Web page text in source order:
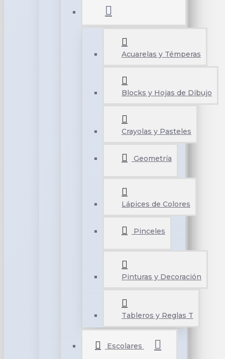
Acuarelas y Témperas
Blocks y Hojas de Dibujo
Crayolas y Pasteles
Geometría
Lápices de Colores
Pinceles
Pinturas y Decoración
Tableros y Reglas T
Escolares